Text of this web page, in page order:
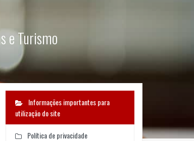
e Turismo
Informações importantes para
utilização do site
Política de privacidade